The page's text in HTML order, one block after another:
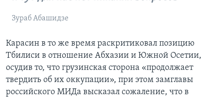
Зураб Абашидзе
Карасин в то же время раскритиковал позицию
Тбилиси в отношение Абхазии и Южной Осетии,
осудив то, что грузинская сторона «продолжает
твердить об их оккупации», при этом замглавы
российского МИДа высказал сожаление, что в